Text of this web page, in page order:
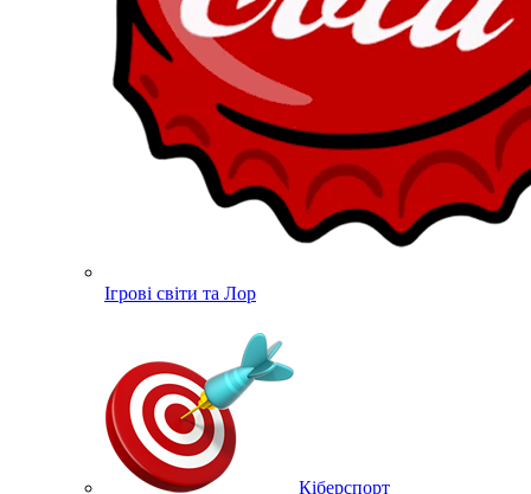
Ігрові світи та Лор
Кіберспорт